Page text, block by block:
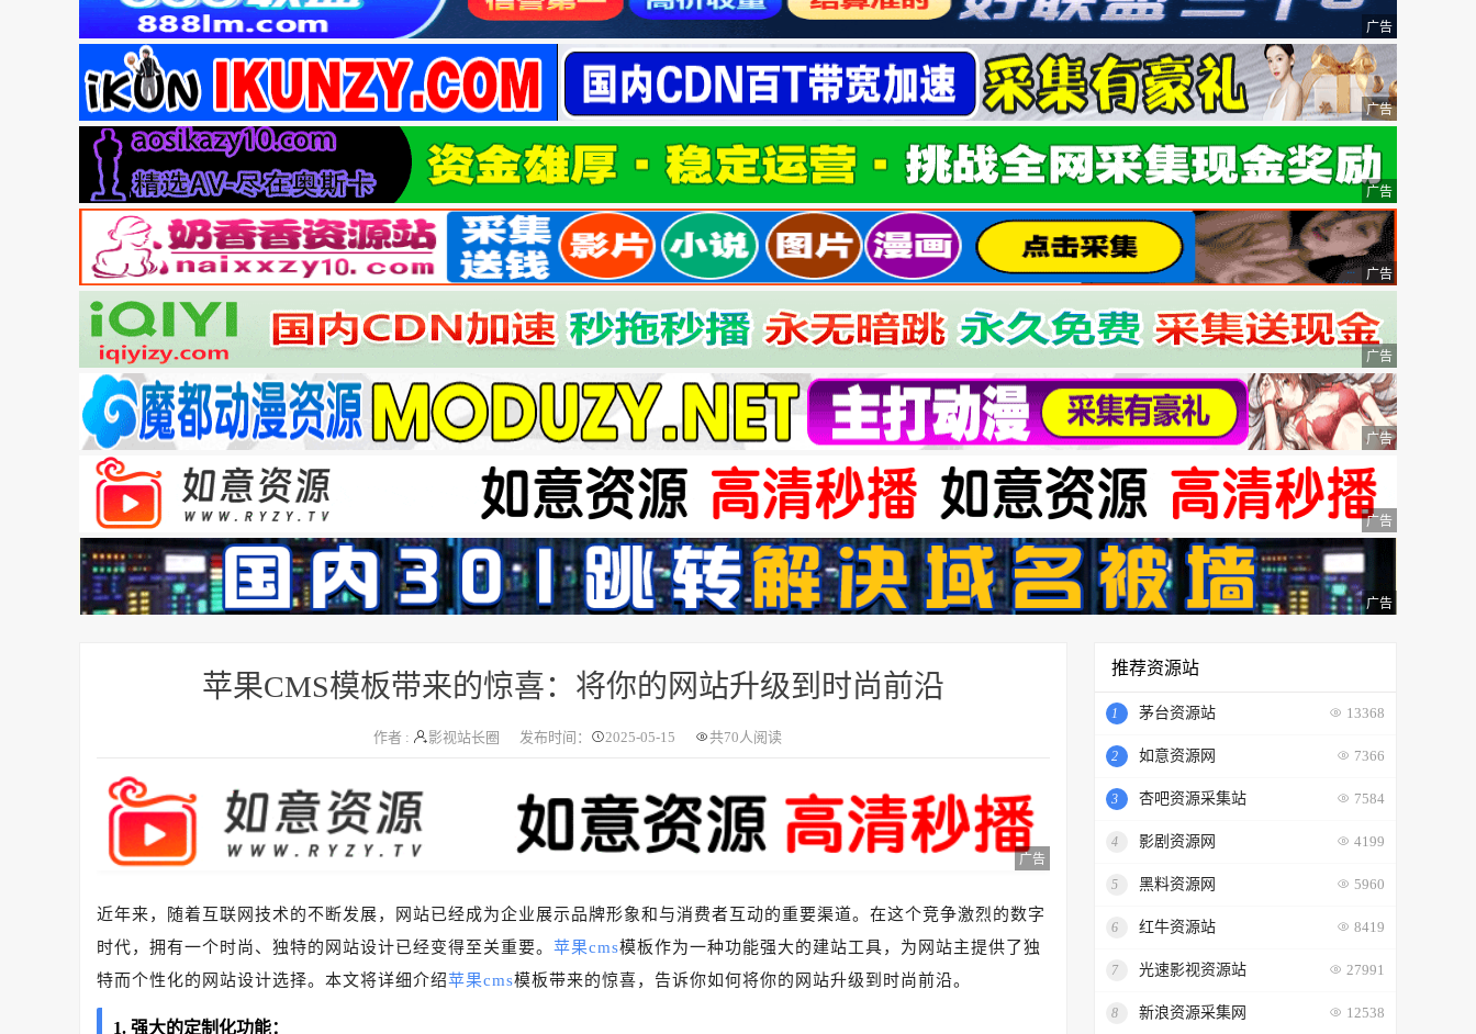
广告
广告
广告
广告
广告
广告
广告
广告
苹果CMS模板带来的惊喜：将你的网站升级到时尚前沿
作者 : 影视站长圈 发布时间： 2025-05-15 共70人阅读
广告
近年来，随着互联网技术的不断发展，网站已经成为企业展示品牌形象和与消费者互动的重要渠道。在这个竞争激烈的数字
时代，拥有一个时尚、独特的网站设计已经变得至关重要。 苹果cms模板作为一种功能强大的建站工具，为网站主提供了独
特而个性化的网站设计选择。本文将详细介绍苹果cms模板带来的惊喜，告诉你如何将你的网站升级到时尚前沿。
1. 强大的定制化功能：
推荐资源站
1 茅台资源站 13368
2 如意资源网 7366
3 杏吧资源采集站 7584
4 影剧资源网 4199
5 黑料资源网 5960
6 红牛资源站 8419
7 光速影视资源站 27991
8 新浪资源采集网 12538